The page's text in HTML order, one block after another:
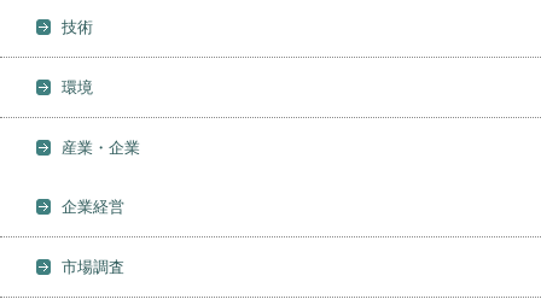
技術
環境
産業・企業
企業経営
市場調査